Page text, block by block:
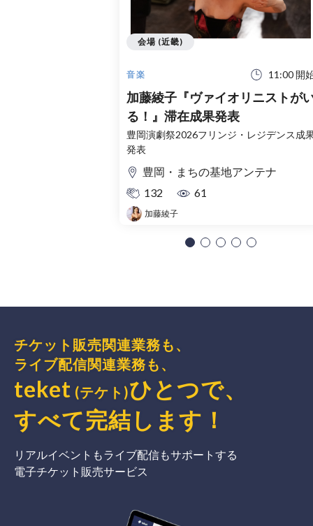
音楽 11:00 開
加藤綾子『ヴァイオリニストが
る！』滞在成果発表
豊岡演劇祭2026フリンジ・レジデンス成
発表
豊岡・まちの基地アンテナ
132
61
加藤綾子
会場 (近畿)
チケット販売関連業務も、
ライブ配信関連業務も、
teket (テケト)ひとつで、
すべて完結 します ！
リアルイベントもライブ配信もサポートする
電子チケット販売サービス